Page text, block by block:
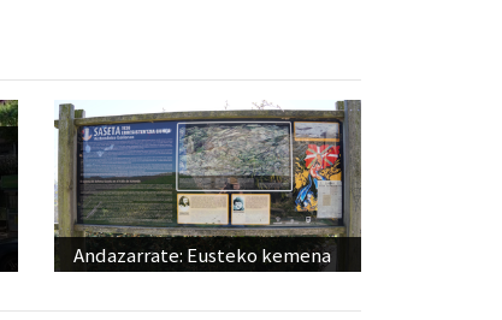
Andazarrate: Eusteko kemena